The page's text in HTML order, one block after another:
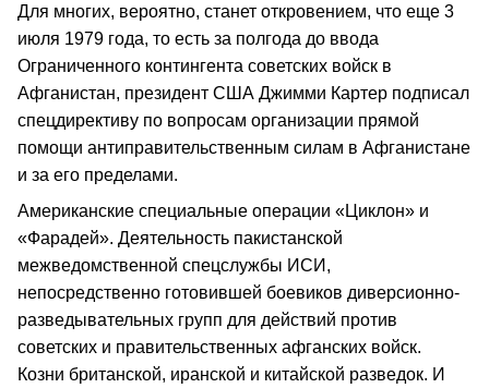
Для многих, вероятно, станет откровением, что еще 3
июля 1979 года, то есть за полгода до ввода
Ограниченного контингента советских войск в
Афганистан, президент США Джимми Картер подписал
спецдирективу по вопросам организации прямой
помощи антиправительственным силам в Афганистане
и за его пределами.
Американские специальные операции «Циклон» и
«Фарадей». Деятельность пакистанской
межведомственной спецслужбы ИСИ,
непосредственно готовившей боевиков диверсионно-
разведывательных групп для действий против
советских и правительственных афганских войск.
Козни британской, иранской и китайской разведок. И